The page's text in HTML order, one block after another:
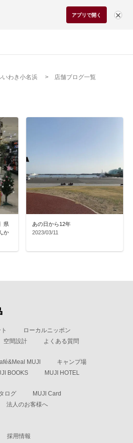
アプリで開く
いわき小名浜 店舗ブログ一覧
県
か
あの日から12年
2023/03/11
ローカルニッポン
空間設計 よくある質問
MUJI
キャンプ場
BOOKS MUJI HOTEL
ログ
MUJI Card
法人のお客様へ
採用情報